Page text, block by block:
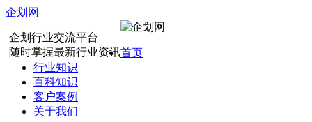
企划网
企划行业交流平台
随时掌握最新行业资讯首页
行业知识
百科知识
客户案例
关于我们